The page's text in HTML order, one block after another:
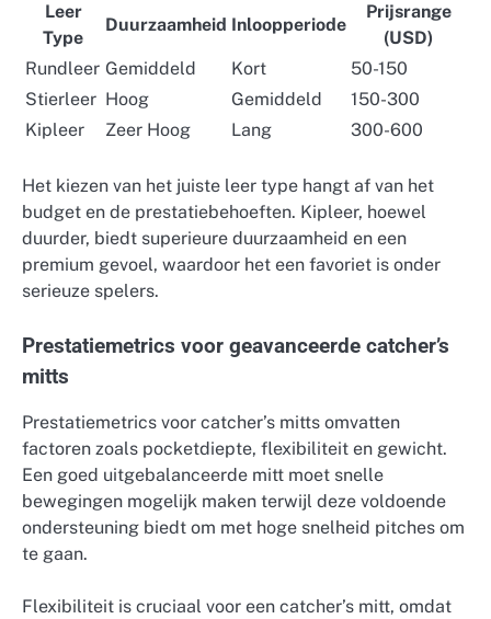
Leer
Type
Duurzaamheid Inloopperiode
Prijsrange
(USD)
Rundleer Gemiddeld Kort
50-150
Stierleer Hoog Gemiddeld
150-300
Kipleer
Zeer Hoog Lang 300-600
Het kiezen van het juiste leer type hangt af van het
budget en de prestatiebehoeften. Kipleer, hoewel
duurder, biedt superieure duurzaamheid en een
premium gevoel, waardoor het een favoriet is onder
serieuze spelers.
Prestatiemetrics voor geavanceerde catcher’s
mitts
Prestatiemetrics voor catcher’s mitts omvatten
factoren zoals pocketdiepte, flexibiliteit en gewicht.
Een goed uitgebalanceerde mitt moet snelle
bewegingen mogelijk maken terwijl deze voldoende
ondersteuning biedt om met hoge snelheid pitches om
te gaan.
Flexibiliteit is cruciaal voor een catcher’s mitt, omdat